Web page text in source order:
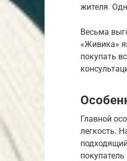
жителя.
Весьма
«Живика»
покупать
Главной
легкость.